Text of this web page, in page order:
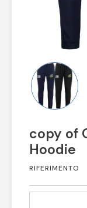
copy of
Hoodie
RIFERIMENTO